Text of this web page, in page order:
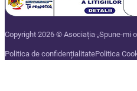
Copyright 2026 © Asociația „Spune-mi
Politica de confidențialitatePolitica